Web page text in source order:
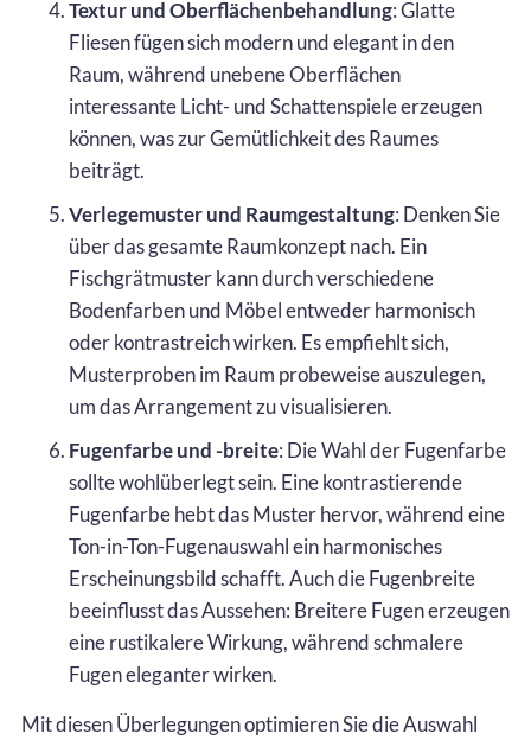
Textur und Oberflächenbehandlung: Glatte
Fliesen fügen sich modern und elegant in den
Raum, während unebene Oberflächen
interessante Licht- und Schattenspiele erzeugen
können, was zur Gemütlichkeit des Raumes
beiträgt.
Verlegemuster und Raumgestaltung: Denken Sie
über das gesamte Raumkonzept nach. Ein
Fischgrätmuster kann durch verschiedene
Bodenfarben und Möbel entweder harmonisch
oder kontrastreich wirken. Es empfiehlt sich,
Musterproben im Raum probeweise auszulegen,
um das Arrangement zu visualisieren.
Fugenfarbe und -breite: Die Wahl der Fugenfarbe
sollte wohlüberlegt sein. Eine kontrastierende
Fugenfarbe hebt das Muster hervor, während eine
Ton-in-Ton-Fugenauswahl ein harmonisches
Erscheinungsbild schafft. Auch die Fugenbreite
beeinflusst das Aussehen: Breitere Fugen erzeugen
eine rustikalere Wirkung, während schmalere
Fugen eleganter wirken.
Mit diesen Überlegungen optimieren Sie die Auswahl